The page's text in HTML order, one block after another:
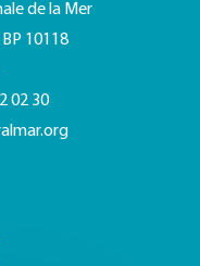
de la Mer
10118
02 30